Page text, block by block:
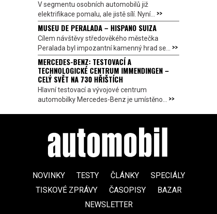
V segmentu osobních automobilů již
elektrifikace pomalu, ale jistě sílí. Nyní... >>
MUSEU DE PERALADA – HISPANO SUIZA
Cílem návštěvy středověkého městečka
Peralada byl impozantní kamenný hrad se... >>
MERCEDES-BENZ: TESTOVACÍ A
TECHNOLOGICKÉ CENTRUM IMMENDINGEN –
CELÝ SVĚT NA 730 HŘIŠTÍCH
Hlavní testovací a vývojové centrum
automobilky Mercedes-Benz je umístěno... >>
NOVINKY TESTY ČLÁNKY
SPECIÁLY
TISKOVÉ ZPRÁVY
ČASOPISY
BAZAR
NEWSLETTER